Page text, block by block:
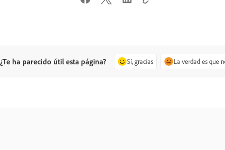
¿Te ha parecido útil esta página? Sí, gracias La verdad es que